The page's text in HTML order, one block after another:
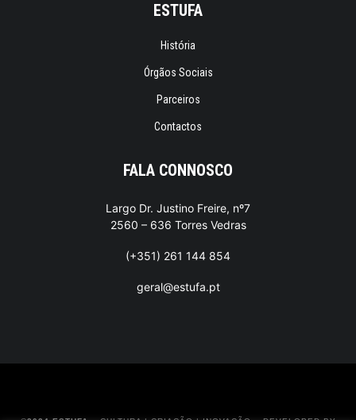
ESTUFA
História
Órgãos Sociais
Parceiros
Contactos
FALA CONNOSCO
Largo Dr. Justino Freire, nº7
2560 – 636 Torres Vedras
(+351) 261 144 854
geral@estufa.pt